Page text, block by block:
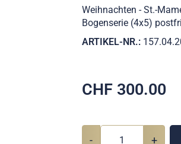
Weihnachten - St.-
Bogenserie (4x5)
ARTIKEL-NR.:
CHF 300.00
- +